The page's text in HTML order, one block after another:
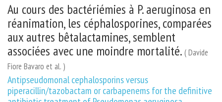
Au cours des bactériémies à P. aeruginosa en
réanimation, les céphalosporines, comparées
aux autres bêtalactamines, semblent
associées avec une moindre mortalité. ( Davide
Fiore Bavaro et al. )
Antipseudomonal cephalosporins versus
piperacillin/tazobactam or carbapenems for the definitive